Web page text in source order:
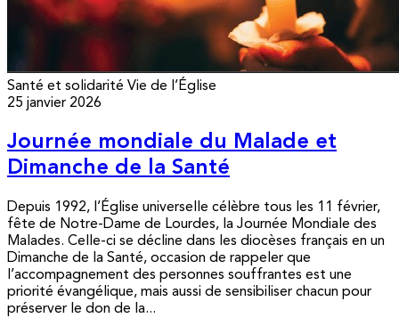
Santé et solidarité Vie de l’Église
25 janvier 2026
Journée mondiale du Malade et
Dimanche de la Santé
Depuis 1992, l’Église universelle célèbre tous les 11 février,
fête de Notre-Dame de Lourdes, la Journée Mondiale des
Malades. Celle-ci se décline dans les diocèses français en un
Dimanche de la Santé, occasion de rappeler que
l’accompagnement des personnes souffrantes est une
priorité évangélique, mais aussi de sensibiliser chacun pour
préserver le don de la...